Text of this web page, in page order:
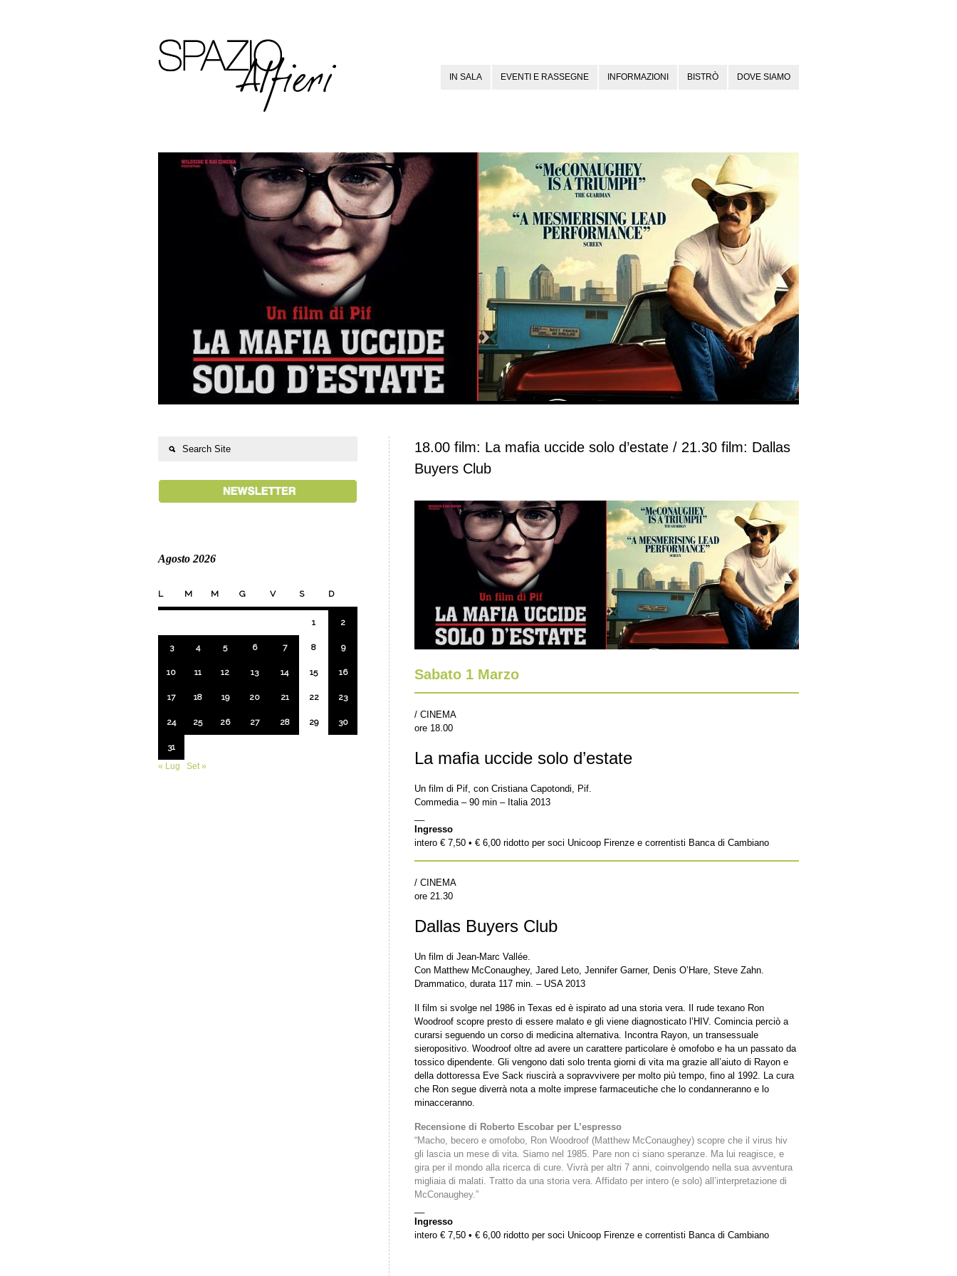
IN SALA EVENTI E RASSEGNE INFORMAZIONI BISTRÒ DOVE SIAMO
18.00 film: La mafia uccide solo d’estate / 21.30 film: Dallas
Buyers Club
Sabato 1 Marzo
/ CINEMA
ore 18.00
La mafia uccide solo d’estate
Un film di Pif, con Cristiana Capotondi, Pif.
Commedia – 90 min – Italia 2013
Ingresso
intero € 7,50 • € 6,00 ridotto per soci Unicoop Firenze e correntisti Banca di Cambiano
/ CINEMA
ore 21.30
Dallas Buyers Club
Un film di Jean-Marc Vallée.
Con Matthew McConaughey, Jared Leto, Jennifer Garner, Denis O’Hare, Steve Zahn.
Drammatico, durata 117 min. – USA 2013
Il film si svolge nel 1986 in Texas ed è ispirato ad una storia vera. Il rude texano Ron
Woodroof scopre presto di essere malato e gli viene diagnosticato l’HIV. Comincia perciò a
curarsi seguendo un corso di medicina alternativa. Incontra Rayon, un transessuale
sieropositivo. Woodroof oltre ad avere un carattere particolare è omofobo e ha un passato da
tossico dipendente. Gli vengono dati solo trenta giorni di vita ma grazie all’aiuto di Rayon e
della dottoressa Eve Sack riuscirà a sopravvivere per molto più tempo, fino al 1992. La cura
che Ron segue diverrà nota a molte imprese farmaceutiche che lo condanneranno e lo
minacceranno.
Recensione di Roberto Escobar per L’espresso
“Macho, becero e omofobo, Ron Woodroof (Matthew McConaughey) scopre che il virus hiv
gli lascia un mese di vita. Siamo nel 1985. Pare non ci siano speranze. Ma lui reagisce, e
gira per il mondo alla ricerca di cure. Vivrà per altri 7 anni, coinvolgendo nella sua avventura
migliaia di malati. Tratto da una storia vera. Affidato per intero (e solo) all’interpretazione di
McConaughey.”
Ingresso
intero € 7,50 • € 6,00 ridotto per soci Unicoop Firenze e correntisti Banca di Cambiano
Agosto 2026
L M M G V S D
1 2
3 4 5 6 7 8 9
10 11 12 13 14 15 16
17 18 19 20 21 22 23
24 25 26 27 28 29 30
31
« Lug
Set »